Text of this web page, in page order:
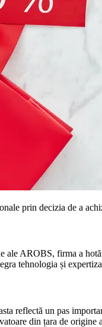
prin decizia de a
ale AROBS, firma a
tehnologia și
reflectă un pas
din țara de origine